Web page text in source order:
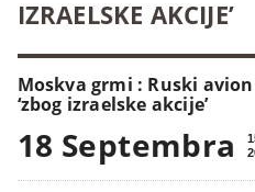
IZRAELSKE AKCIJE’
Moskva grmi : Ruski
‘zbog izraelske akcije’
18 Septembra